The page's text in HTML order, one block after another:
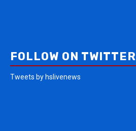
FOLLOW ON TWITTER
Tweets by hslivenews